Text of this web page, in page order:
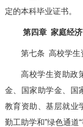
定的本科毕业证书。
第四章 家庭经
第七条 高校学生
高校学生资助政
金、国家助学金、国
教育资助、基层就业
勤工助学和”绿色通道“